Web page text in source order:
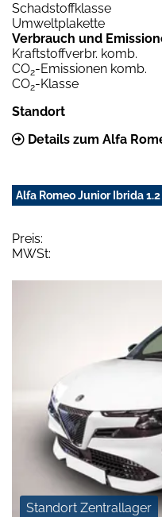
Schadstoffklasse
Umweltplakette
Verbrauch und
Kraftstoffverbr. komb.
CO2-Emissionen komb.
CO2-Klasse
Standort
Details zum Alfa
Alfa Romeo Junior Ibrida 1.2
Preis:
MWSt:
Standort Zentrallager